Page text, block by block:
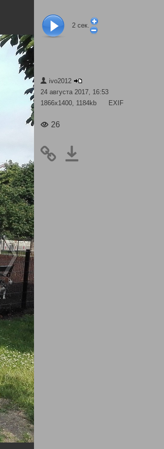
2 сек.
ivo2012
24 августа 2017, 16:53
1866x1400, 1184kb
EXIF
26